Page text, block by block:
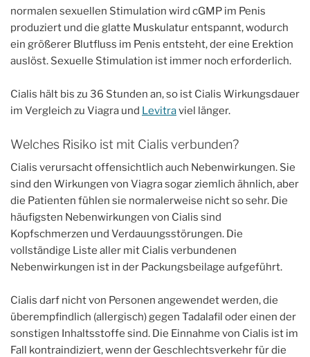
normalen sexuellen Stimulation wird cGMP im Penis
produziert und die glatte Muskulatur entspannt, wodurch
ein größerer Blutfluss im Penis entsteht, der eine Erektion
auslöst. Sexuelle Stimulation ist immer noch erforderlich.
Cialis hält bis zu 36 Stunden an, so ist Cialis Wirkungsdauer
im Vergleich zu Viagra und Levitraviel länger.
Welches Risiko ist mit Cialis verbunden?
Cialis verursacht offensichtlich auch Nebenwirkungen. Sie
sind den Wirkungen von Viagra sogar ziemlich ähnlich, aber
die Patienten fühlen sie normalerweise nicht so sehr. Die
häufigsten Nebenwirkungen von Cialis sind
Kopfschmerzen und Verdauungsstörungen. Die
vollständige Liste aller mit Cialis verbundenen
Nebenwirkungen ist in der Packungsbeilage aufgeführt.
Cialis darf nicht von Personen angewendet werden, die
überempfindlich (allergisch) gegen Tadalafil oder einen der
sonstigen Inhaltsstoffe sind. Die Einnahme von Cialis ist im
Fall kontraindiziert, wenn der Geschlechtsverkehr für die